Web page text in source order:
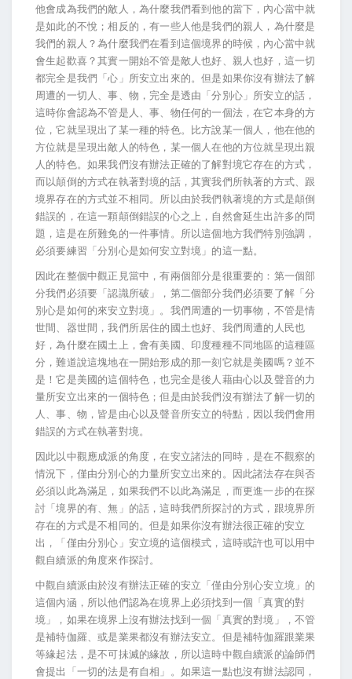
他會成為我們的敵人，為什麼我們看到他的當下，內心當中就
是如此的不悅；相反的，有一些人他是我們的親人，為什麼是
我們的親人？為什麼我們在看到這個境界的時候，內心當中就
會生起歡喜？其實一開始不管是敵人也好、親人也好，這一切
都完全是我們「心」所安立出來的。但是如果你沒有辦法了解
周遭的一切人、事、物，完全是透由「分別心」所安立的話，
這時你會認為不管是人、事、物任何的一個法，在它本身的方
位，它就呈現出了某一種的特色。比方說某一個人，他在他的
方位就是呈現出敵人的特色，某一個人在他的方位就呈現出親
人的特色。如果我們沒有辦法正確的了解對境它存在的方式，
而以顛倒的方式在執著對境的話，其實我們所執著的方式、跟
境界存在的方式並不相同。所以由於我們執著境的方式是顛倒
錯誤的，在這一顆顛倒錯誤的心之上，自然會延生出許多的問
題，這是在所難免的一件事情。所以這個地方我們特別強調，
必須要練習「分別心是如何安立對境」的這一點。
因此在整個中觀正見當中，有兩個部分是很重要的：第一個部
分我們必須要「認識所破」，第二個部分我們必須要了解「分
別心是如何的來安立對境」。我們周遭的一切事物，不管是情
世間、器世間，我們所居住的國土也好、我們周遭的人民也
好，為什麼在國土上，會有美國、印度種種不同地區的這種區
分，難道說這塊地在一開始形成的那一刻它就是美國嗎？並不
是！它是美國的這個特色，也完全是後人藉由心以及聲音的力
量所安立出來的一個特色；但是由於我們沒有辦法了解一切的
人、事、物，皆是由心以及聲音所安立的特點，因以我們會用
錯誤的方式在執著對境。
因此以中觀應成派的角度，在安立諸法的同時，是在不觀察的
情況下，僅由分別心的力量所安立出來的。因此諸法存在與否
必須以此為滿足，如果我們不以此為滿足，而更進一步的在探
討「境界的有、無」的話，這時我們所探討的方式，跟境界所
存在的方式是不相同的。但是如果你沒有辦法很正確的安立
出，「僅由分別心」安立境的這個模式，這時或許也可以用中
觀自續派的角度來作探討。
中觀自續派由於沒有辦法正確的安立「僅由分別心安立境」的
這個內涵，所以他們認為在境界上必須找到一個「真實的對
境」，如果在境界上沒有辦法找到一個「真實的對境」，不管
是補特伽羅、或是業果都沒有辦法安立。但是補特伽羅跟業果
等緣起法，是不可抺滅的緣故，所以這時中觀自續派的論師們
會提出「一切的法是有自相」。如果這一點也沒有辦法認同，